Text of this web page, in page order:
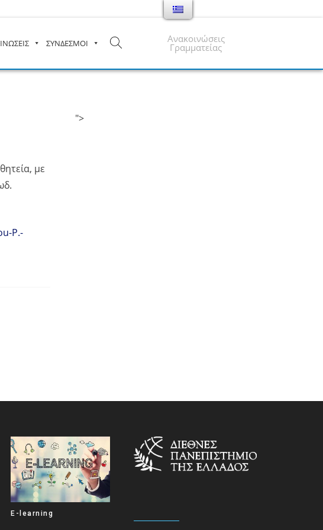
ΣΥΝΔΕΣΜΟΙ Ανακοινώσεις
Γραμματείας
με
P.-
">
E-learning